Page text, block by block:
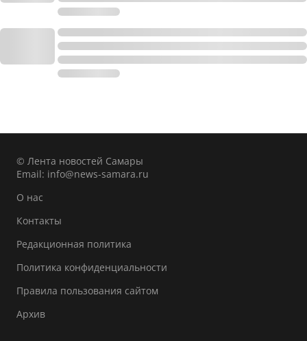
© Лента новостей Самары
Email: info@news-samara.ru
О нас
Контакты
Редакционная политика
Политика конфиденциальности
Правила пользования сайтом
Архив